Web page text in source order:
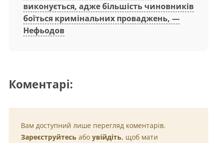
виконується, адже більшість чиновників
боїться кримінальних проваджень, —
Нефьодов
Коментарі:
Вам доступний лише перегляд коментарів.
Зареєструйтесь або увійдіть, щоб мати